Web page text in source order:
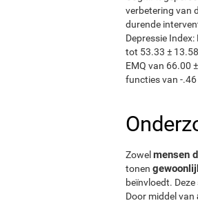
verbetering van
durende
Depressie
tot 53.33 ±
EMQ van 66.00
functies van -.46
Zowel mensen
tonen
beïnvloedt.
Door middel van